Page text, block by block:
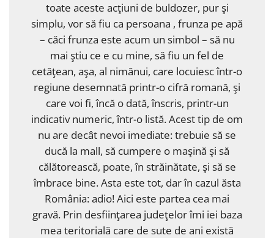
toate aceste acţiuni de buldozer, pur şi
simplu, vor să fiu ca persoana , frunza pe apă
– căci frunza este acum un simbol – să nu
mai ştiu ce e cu mine, să fiu un fel de
cetăţean, aşa, al nimănui, care locuiesc într-o
regiune desemnată printr-o cifră romană, şi
care voi fi, încă o dată, înscris, printr-un
indicativ numeric, într-o listă. Acest tip de om
nu are decât nevoi imediate: trebuie să se
ducă la mall, să cumpere o maşină şi să
călătorească, poate, în străinătate, şi să se
îmbrace bine. Asta este tot, dar în cazul ăsta
România: adio! Aici este partea cea mai
gravă. Prin desfiinţarea judeţelor îmi iei baza
mea teritorială care de sute de ani există